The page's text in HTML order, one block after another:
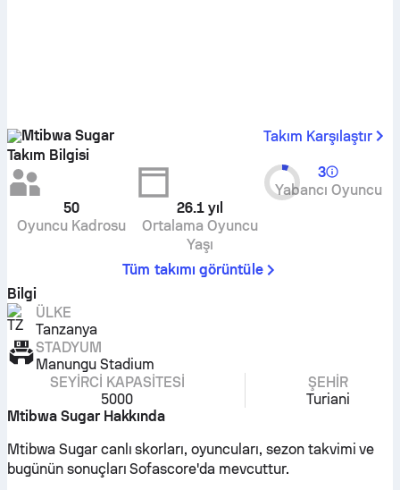
Mtibwa Sugar
Takım Karşılaştır
Takım Bilgisi
50
Oyuncu Kadrosu
26.1 yıl
Ortalama Oyuncu
Yaşı
3
Yabancı Oyuncu
Tüm takımı görüntüle
Bilgi
ÜLKE
Tanzanya
STADYUM
Manungu Stadium
SEYIRCI KAPASITESI
5000
ŞEHIR
Turiani
Mtibwa Sugar Hakkında
Mtibwa Sugar canlı skorları, oyuncuları, sezon takvimi ve
bugünün sonuçları Sofascore'da mevcuttur.